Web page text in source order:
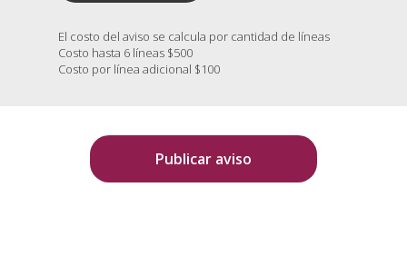
El costo del aviso se calcula por cantidad de líneas
Costo hasta 6 líneas $500
Costo por línea adicional $100
Publicar aviso